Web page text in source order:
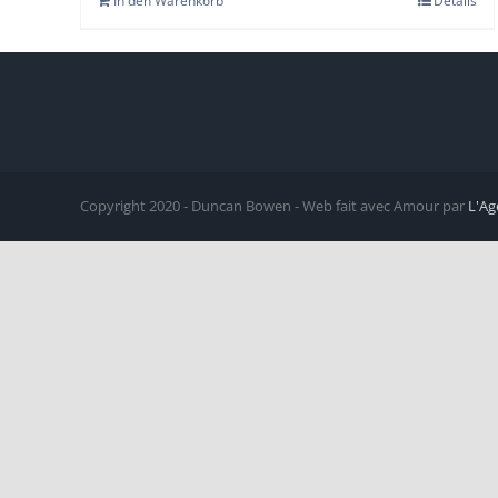
Copyright 2020 - Duncan Bowen - Web fait avec Amour par